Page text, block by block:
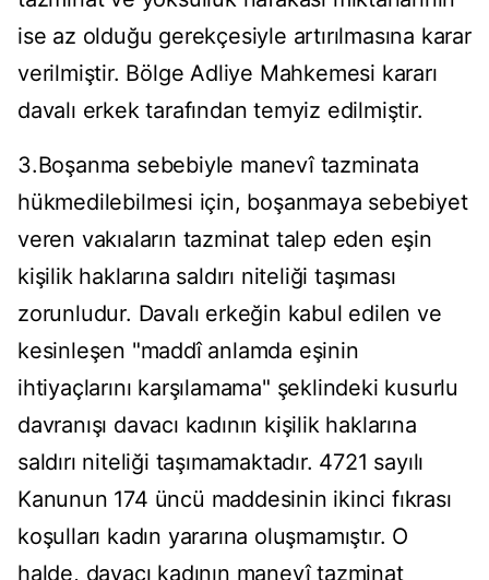
ise az olduğu gerekçesiyle artırılmasına karar
verilmiştir. Bölge Adliye Mahkemesi kararı
davalı erkek tarafından temyiz edilmiştir.
3.Boşanma sebebiyle manevî tazminata
hükmedilebilmesi için, boşanmaya sebebiyet
veren vakıaların tazminat talep eden eşin
kişilik haklarına saldırı niteliği taşıması
zorunludur. Davalı erkeğin kabul edilen ve
kesinleşen "maddî anlamda eşinin
ihtiyaçlarını karşılamama" şeklindeki kusurlu
davranışı davacı kadının kişilik haklarına
saldırı niteliği taşımamaktadır. 4721 sayılı
Kanunun 174 üncü maddesinin ikinci fıkrası
koşulları kadın yararına oluşmamıştır. O
halde, davacı kadının manevî tazminat